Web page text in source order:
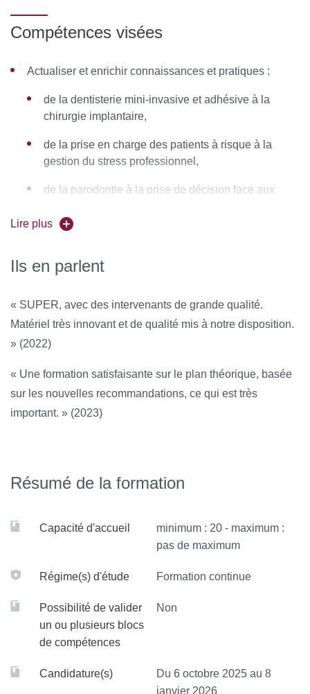
Compétences visées
Actualiser et enrichir connaissances et pratiques :
de la dentisterie mini-invasive et adhésive à la
chirurgie implantaire,
de la prise en charge des patients à risque à la
gestion du stress professionnel,
de la parodontie à la prise de décision face aux
Lire plus
Ils en parlent
« SUPER, avec des intervenants de grande qualité.
Matériel très innovant et de qualité mis à notre disposition.
» (2022)
« Une formation satisfaisante sur le plan théorique, basée
sur les nouvelles recommandations, ce qui est très
important. » (2023)
Résumé de la formation
Capacité d'accueil
minimum : 20 - maximum :
pas de maximum
Régime(s) d'étude Formation continue
Possibilité de valider
un ou plusieurs blocs
de compétences
Non
Candidature(s)
Du 6 octobre 2025 au 8
janvier 2026